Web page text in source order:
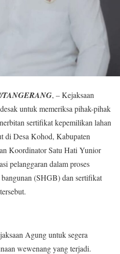
, – Kejaksaan
untuk memeriksa pihak-pihak
sertifikat kepemilikan lahan
di Desa Kohod, Kabupaten
Koordinator Satu Hati Yunior
pelanggaran dalam proses
(SHGB) dan sertifikat
Agung untuk segera
wewenang yang terjadi.